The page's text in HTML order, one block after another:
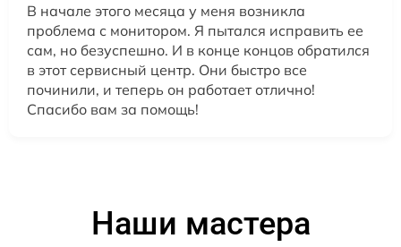
В начале этого месяца у меня возникла
проблема с монитором. Я пытался исправить ее
сам, но безуспешно. И в конце концов обратился
в этот сервисный центр. Они быстро все
починили, и теперь он работает отлично!
Спасибо вам за помощь!
Наши мастера